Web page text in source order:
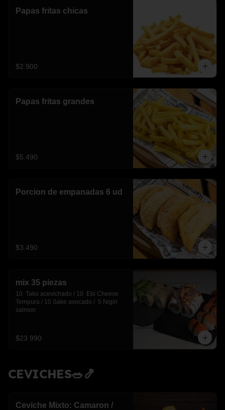
Papas fritas chicas
$2.900
Papas fritas grandes
$5.490
Porcion de empanadas 6 ud
$3.490
mix 35 piezas
10  Tako acevichado / 10  Ebi Cheese
Tempura / 10 Sake avocado /  5 Nigiri
salmon
$23.990
CEVICHES🥗🍤
Ceviche Mixto: Camaron /